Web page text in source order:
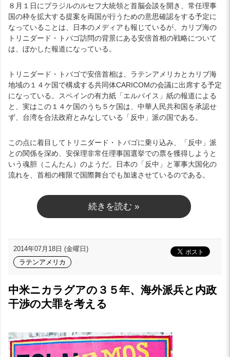
８月１日にブラジルのルセフ大統領と首脳会談を開き、常任理事
国の枠を拡大する提案を両国が行うための意思確認をする予定に
なっていることは、日本のメディアも報じているが、カリブ海の
トリニダード・トバゴ訪問の背景にある安倍首相の戦略について
は、ぼかした報道になっている。
トリニダード・トバゴで安倍首相は、ラテンアメリカとカリブ海
地域の１４ケ国で構成する共同体CARICOMの会議に出席する予定
になっている。スペインの有力紙「エルパイス」紙の報道による
と、実はこの１４ケ国のうち５ケ国は、中華人民共和国を承認せ
ず、台湾を合法政府とみなしている「反中」派の国である。
この点に着目してトリニダード・トバゴに乗り込み、「反中」派
との関係を深め、安保理非常任理事国選挙での票を獲得しようと
いう魂胆（こんたん）のようだ。日本の「反中」と軍事大国化の
流れを、首相の権限で国際舞台でも加速させているのである。
続きを読む »
2014年07月18日 (金曜日)
ラテンアメリカ
中米ニカラグアの３５年、海外派兵と内政
干渉の大罪を考える